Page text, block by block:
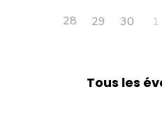
28
29 30 1
Tous les